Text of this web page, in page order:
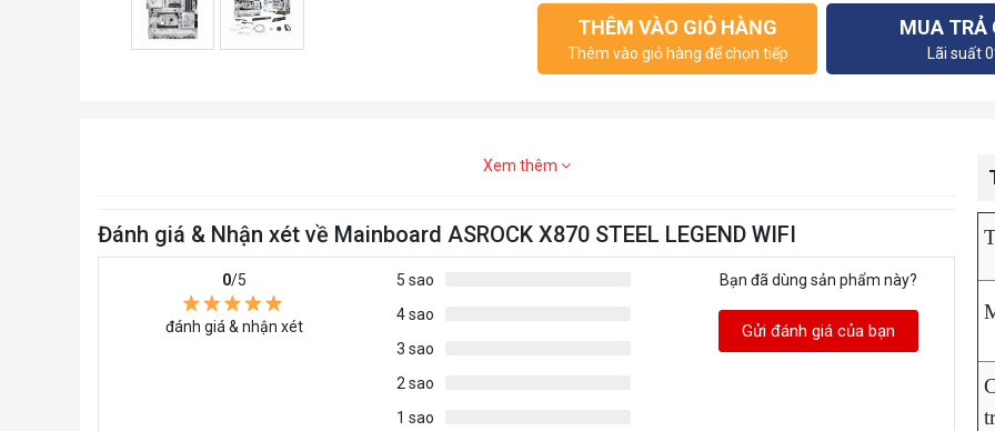
THÊM VÀO GIỎ HÀNG
Thêm vào giỏ hàng để chọn tiếp
MUA TRẢ
Lãi suất
Xem thêm
Đánh giá & Nhận xét về Mainboard ASROCK X870 STEEL LEGEND WIFI
0/5
đánh giá & nhận xét
5 sao
4 sao
3 sao
2 sao
1 sao
Bạn đã dùng sản phẩm này?
Gửi đánh giá của bạn